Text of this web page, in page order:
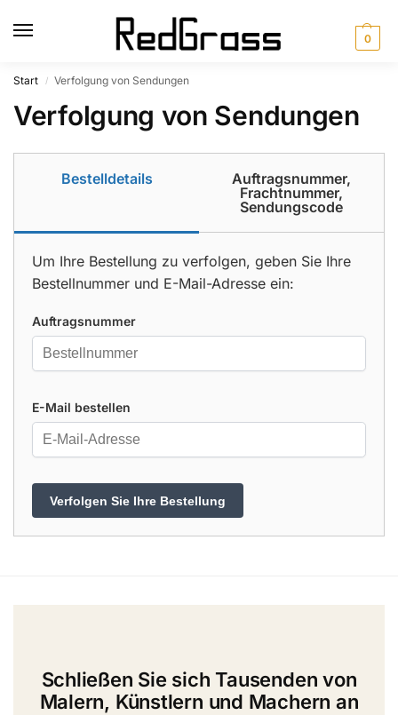
0
Start / Verfolgung von Sendungen
Verfolgung von Sendungen
Bestelldetails
Auftragsnummer,
Frachtnummer,
Sendungscode
Um Ihre Bestellung zu verfolgen, geben Sie Ihre
Bestellnummer und E-Mail-Adresse ein:
Auftragsnummer
E-Mail bestellen
Verfolgen Sie Ihre Bestellung
Schließen Sie sich Tausenden von
Malern, Künstlern und Machern an